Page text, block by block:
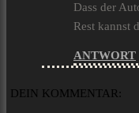
Dass der
Rest kannst
ANTWORT
DEIN KOMMENTAR: